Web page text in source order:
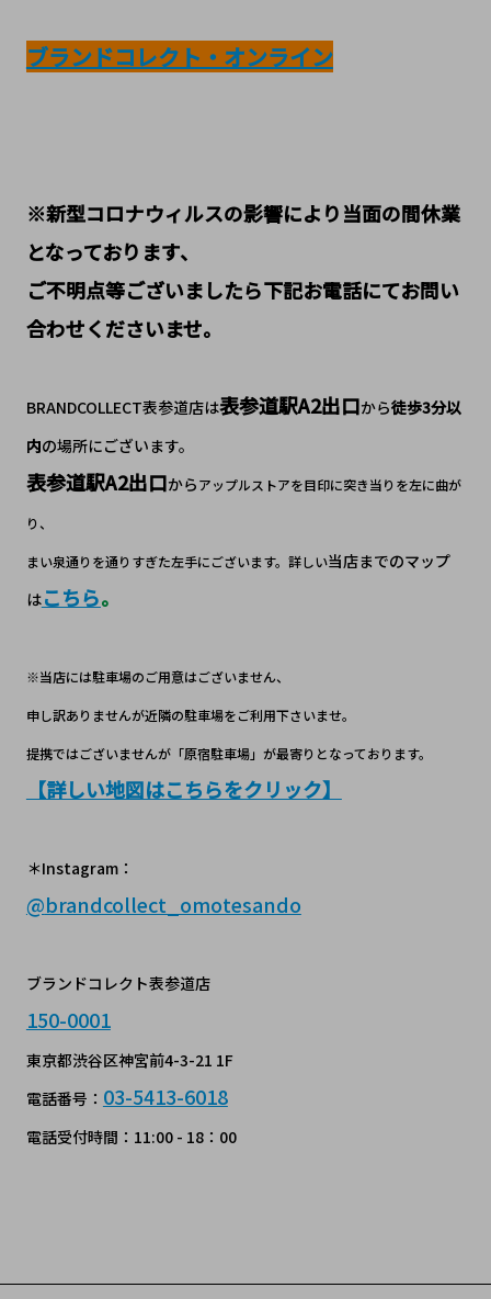
ブランドコレクト・オンライン
※新型コロナウィルスの影響により当面の間休業
となっております、
ご不明点等ございましたら下記お電話にてお問い
合わせくださいませ。
BRANDCOLLECT表参道店は表参道駅A2出口から徒歩3分以
内の場所にございます。
表参道駅A2出口からアップルストアを目印に突き当りを左に曲が
り、
まい泉通りを通りすぎた左手にございます。詳しい当店までのマップ
はこちら。
※当店には駐車場のご用意はございません、
申し訳ありませんが近隣の駐車場をご利用下さいませ。
提携ではございませんが「原宿駐車場」が最寄りとなっております。
【詳しい地図はこちらをクリック】
＊Instagram：
@brandcollect_omotesando
ブランドコレクト表参道店
150-0001
東京都渋谷区神宮前4-3-21 1F
電話番号： 03-5413-6018
電話受付時間：11:00 - 18：00